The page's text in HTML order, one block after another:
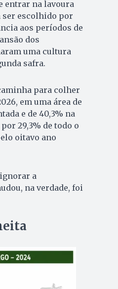
entrar na lavoura
ser escolhido por
aos períodos de
dos
uma cultura
safra.
para colher
em uma área de
e de 40,3% na
29,3% de todo o
oitavo ano
a
na verdade, foi